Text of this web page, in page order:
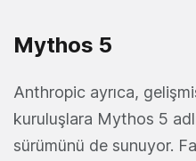
Mythos 5
Anthropic ayrıca,
kuruluşlara Mythos 5
sürümünü de sunuyor.